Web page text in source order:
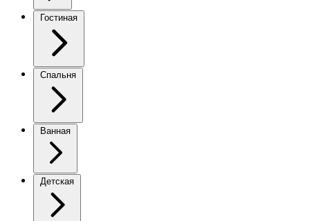
Гостиная
Спальня
Ванная
Детская